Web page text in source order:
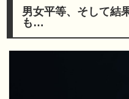
男女平等、そして結
も…